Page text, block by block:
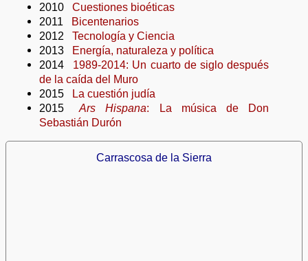
2010Cuestiones bioéticas
2011 Bicentenarios
2012Tecnología y Ciencia
2013 Energía, naturaleza y política
2014 1989-2014: Un cuarto de siglo después
de la caída del Muro
2015 La cuestión judía
2015Ars Hispana: La música de Don
Sebastián Durón
Carrascosa de la Sierra